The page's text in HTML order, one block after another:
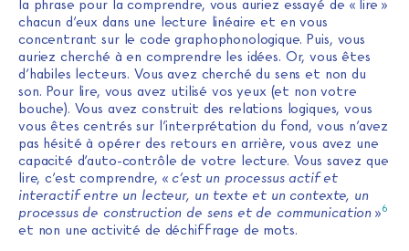
la phrase pour la comprendre, vous auriez essayé de « lire »
chacun d’eux dans une lecture linéaire et en vous
concentrant sur le code graphophonologique. Puis, vous
auriez cherché à en comprendre les idées. Or, vous êtes
d’habiles lecteurs. Vous avez cherché du sens et non du
son. Pour lire, vous avez utilisé vos yeux (et non votre
bouche). Vous avez construit des relations logiques, vous
vous êtes centrés sur l’interprétation du fond, vous n’avez
pas hésité à opérer des retours en arrière, vous avez une
capacité d’auto-contrôle de votre lecture. Vous savez que
lire, c’est comprendre, « c’est un processus actif et
interactif entre un lecteur, un texte et un contexte, un
processus de construction de sens et de communication »6
et non une activité de déchiffrage de mots.